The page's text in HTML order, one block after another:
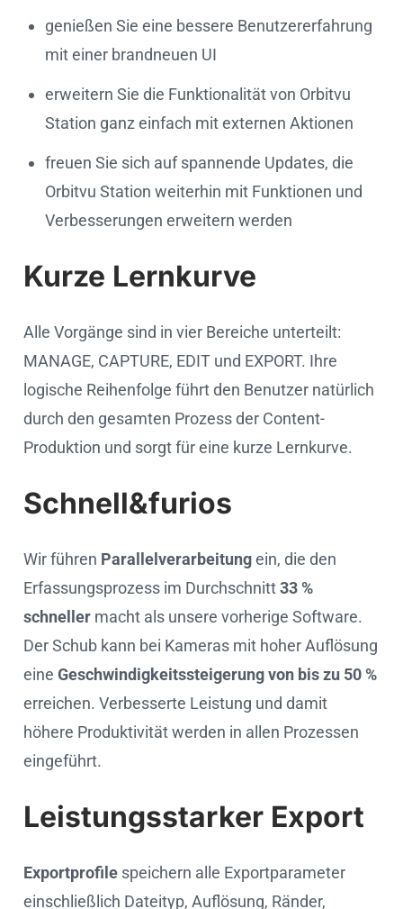
genießen Sie eine bessere Benutzererfahrung
mit einer brandneuen UI
erweitern Sie die Funktionalität von Orbitvu
Station ganz einfach mit externen Aktionen
freuen Sie sich auf spannende Updates, die
Orbitvu Station weiterhin mit Funktionen und
Verbesserungen erweitern werden
Kurze Lernkurve
Alle Vorgänge sind in vier Bereiche unterteilt:
MANAGE, CAPTURE, EDIT und EXPORT. Ihre
logische Reihenfolge führt den Benutzer natürlich
durch den gesamten Prozess der Content-
Produktion und sorgt für eine kurze Lernkurve.
Schnell&furios
Wir führen Parallelverarbeitungein, die den
Erfassungsprozess im Durchschnitt33 %
schneller macht als unsere vorherige Software.
Der Schub kann bei Kameras mit hoher Auflösung
eine Geschwindigkeitssteigerung von bis zu 50 %
erreichen. Verbesserte Leistung und damit
höhere Produktivität werden in allen Prozessen
eingeführt.
Leistungsstarker Export
Exportprofile speichern alle Exportparameter
einschließlich Dateityp, Auflösung, Ränder,